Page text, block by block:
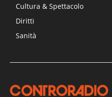
Cultura & Spettacolo
Diritti
Sanità